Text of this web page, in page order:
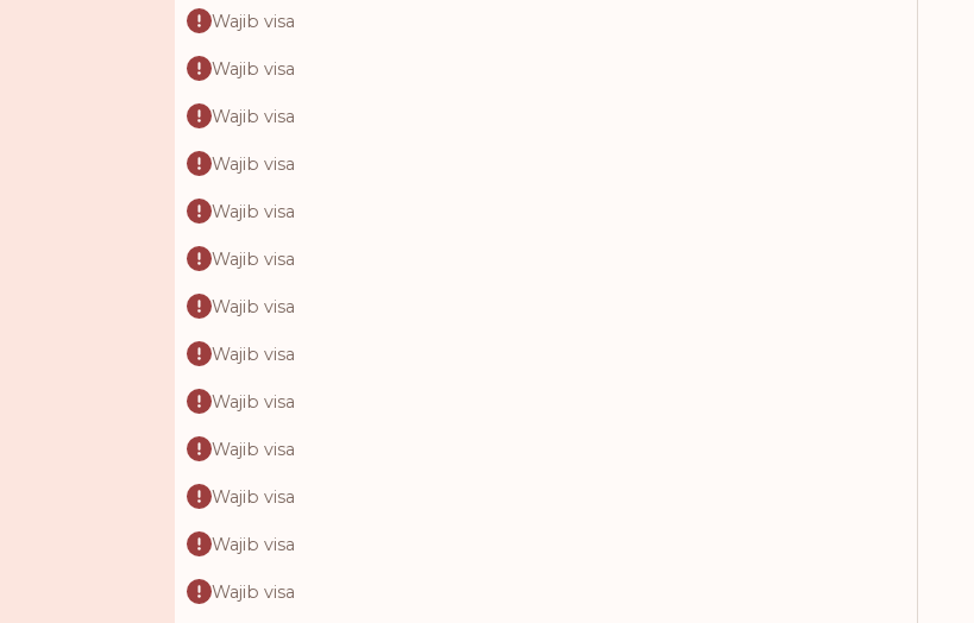
Wajib visa
Wajib visa
Wajib visa
Wajib visa
Wajib visa
Wajib visa
Wajib visa
Wajib visa
Wajib visa
Wajib visa
Wajib visa
Wajib visa
Wajib visa